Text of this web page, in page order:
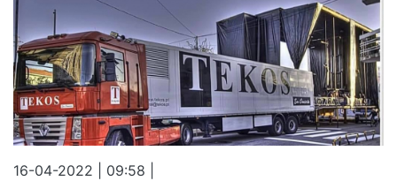
16-04-2022 | 09:58